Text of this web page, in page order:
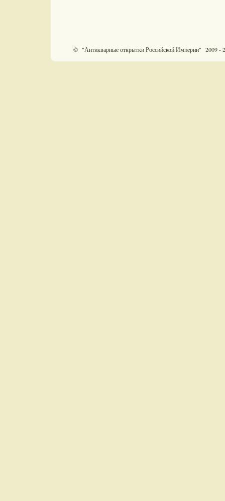
© "Антикварные открытки Российской Империи" 2009 -